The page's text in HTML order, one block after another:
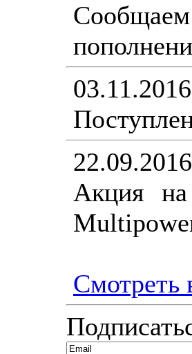
03.11.2016
22.09.2016
Акция
Смотреть